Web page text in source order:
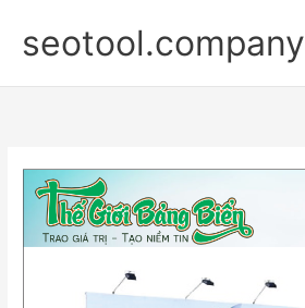
dung
seotool.company